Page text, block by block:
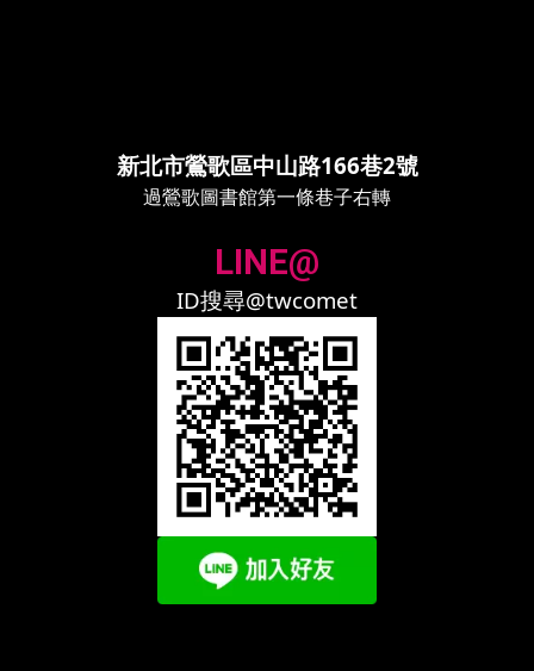
新北市鶯歌區中山路166巷2號
過鶯歌圖書館第一條巷子右轉
LINE@
ID搜尋@twcomet